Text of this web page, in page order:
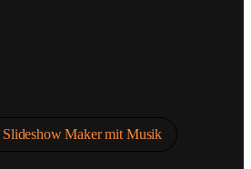
Slideshow Maker mit Musik